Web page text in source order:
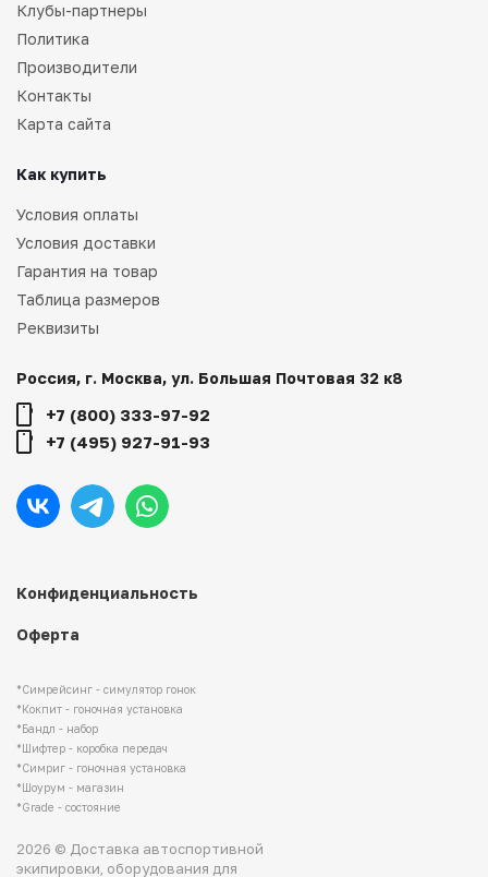
*Симрейсинг - симулятор гонок
*Кокпит - гоночная установка
*Бандл - набор
*Шифтер - коробка передач
*Симриг - гоночная установка
*Шоурум - магазин
*Grade - состояние
2026 © Доставка автоспортивной
экипировки, оборудования для
Конфиденциальность
Оферта
Клубы-партнеры
Политика
Производители
Контакты
Карта сайта
Как купить
Условия оплаты
Условия доставки
Гарантия на товар
Таблица размеров
Реквизиты
Россия, г. Москва, ул. Большая Почтовая 32 к8
+7 (800) 333-97-92
+7 (495) 927-91-93